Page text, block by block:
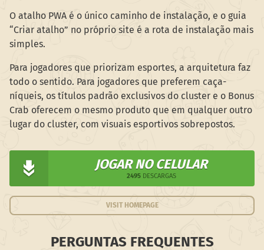
O atalho PWA é o único caminho de instalação, e o guia
“Criar atalho” no próprio site é a rota de instalação mais
simples.
Para jogadores que priorizam esportes, a arquitetura faz
todo o sentido. Para jogadores que preferem caça-
níqueis, os títulos padrão exclusivos do cluster e o Bonus
Crab oferecem o mesmo produto que em qualquer outro
lugar do cluster, com visuais esportivos sobrepostos.
JOGAR NO CELULAR
2495DESCARGAS
VISIT HOMEPAGE
PERGUNTAS FREQUENTES